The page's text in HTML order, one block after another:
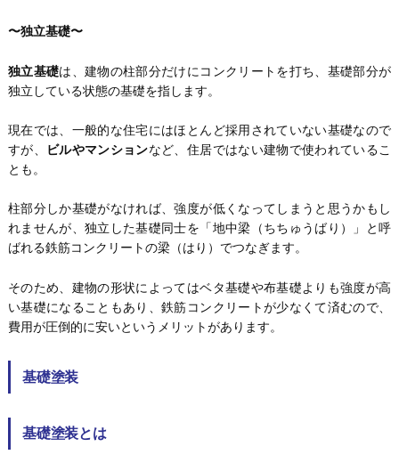
〜独立基礎〜
独立基礎は、建物の柱部分だけにコンクリートを打ち、基礎部分が
独立している状態の基礎を指します。
現在では、一般的な住宅にはほとんど採用されていない基礎なので
すが、
ビルやマンションなど、住居ではない建物で使われているこ
とも。
柱部分しか基礎がなければ、強度が低くなってしまうと思うかもし
れませんが、独立した基礎同士を「地中梁（ちちゅうばり）」と呼
ばれる鉄筋コンクリートの梁（はり）でつなぎます。
そのため、建物の形状によってはベタ基礎や布基礎よりも強度が高
い基礎になることもあり、鉄筋コンクリートが少なくて済むので、
費用が圧倒的に安いというメリットがあります。
基礎塗装
基礎塗装とは